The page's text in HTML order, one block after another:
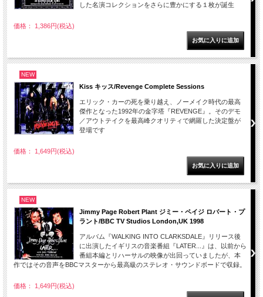
した名演コレクションをさらに豊かにする１枚が誕生
価格： 1,386円(税込)
NEW
Kiss キッス/Revenge Complete Sessions
エリック・カーの死を乗り越え、ノーメイク時代の最高
傑作となった1992年の金字塔『REVENGE』。そのデモ
／アウトテイクを最高峰クオリティで網羅した決定盤が
登場です
価格： 1,649円(税込)
NEW
Jimmy Page Robert Plant ジミー・ペイジ ロバート・プ
ラント/BBC TV Studios London,UK 1998
アルバム『WALKING INTO CLARKSDALE』リリース後
に出演したイギリスの音楽番組『LATER...』は、以前から
番組本編とリハーサルの映像が出回っていましたが、本
作ではその音声をBBCマスターから最高級のステレオ・サウンドボードで収録。
価格： 1,649円(税込)